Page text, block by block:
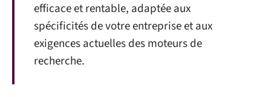
efficace et rentable, adaptée aux
spécificités de votre entreprise et aux
exigences actuelles des moteurs de
recherche.